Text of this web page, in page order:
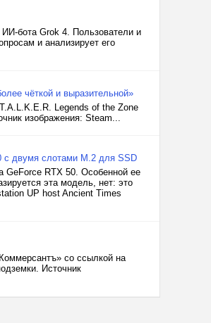
бота Grok 4. Пользователи и
и анализирует его
чёткой и выразительной»
Legends of the Zone
изображения: Steam...
с двумя слотами M.2 для SSD
GeForce RTX 50. Особенной ее
эта модель, нет: это
UP host Ancient Times
со ссылкой на
Источник